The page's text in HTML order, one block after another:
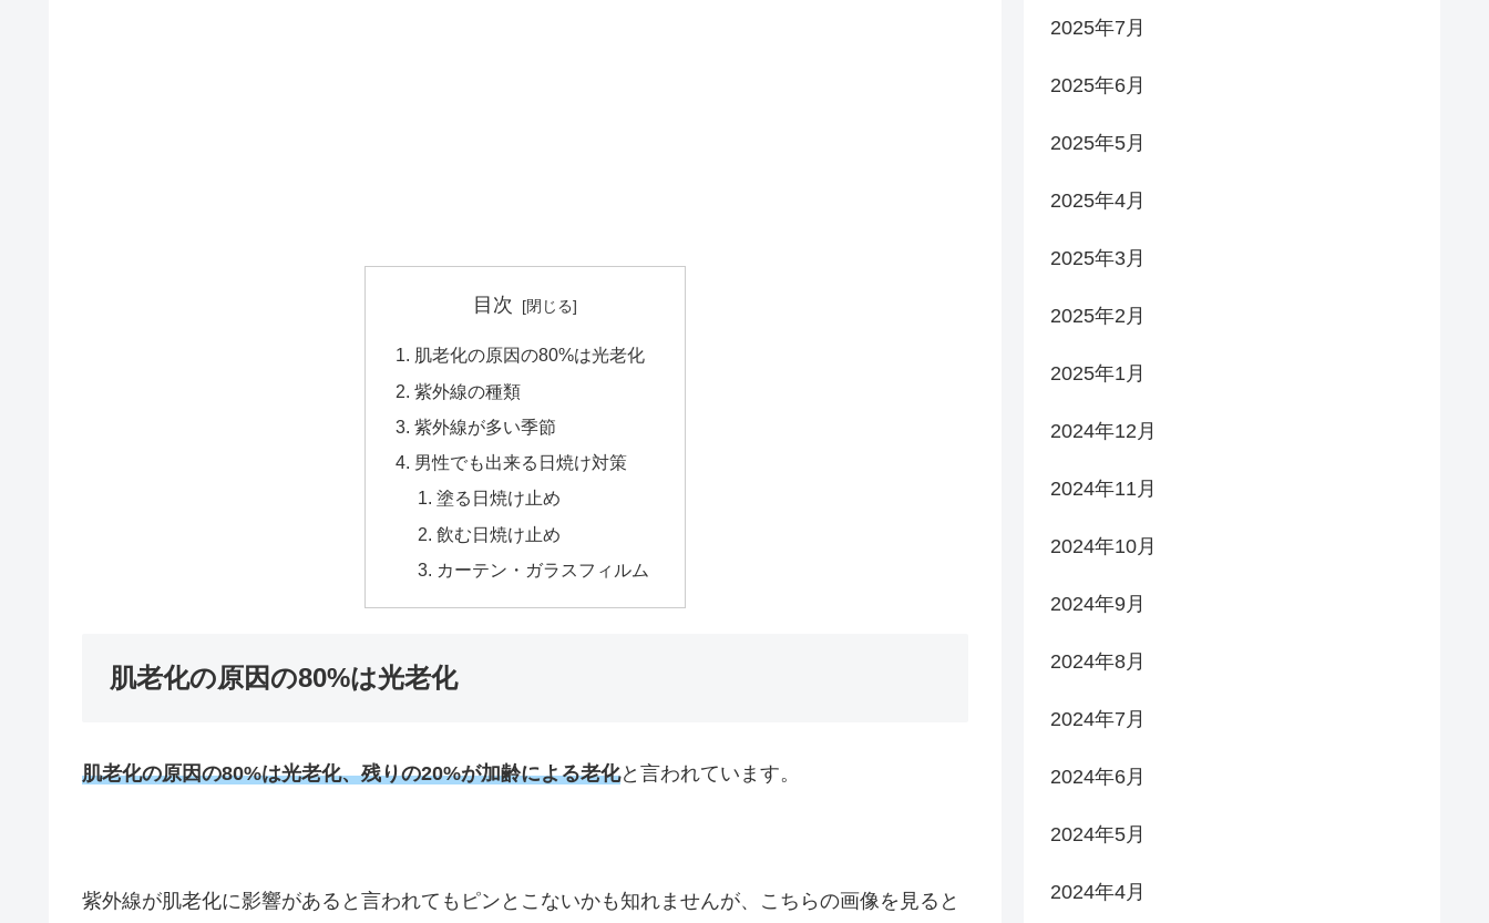
目次
肌老化の原因の80%は光老化
紫外線の種類
紫外線が多い季節
男性でも出来る日焼け対策
塗る日焼け止め
飲む日焼け止め
カーテン・ガラスフィルム
肌老化の原因の80%は光老化
肌老化の原因の80%は光老化、残りの20%が加齢による老化と言われています。
紫外線が肌老化に影響があると言われてもピンとこないかも知れませんが、こちらの画像を見ると
2025年7月
2025年6月
2025年5月
2025年4月
2025年3月
2025年2月
2025年1月
2024年12月
2024年11月
2024年10月
2024年9月
2024年8月
2024年7月
2024年6月
2024年5月
2024年4月